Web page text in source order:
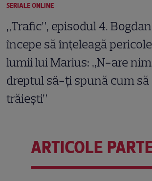
SERIALE ONLINE
„Trafic”, episodul 4. Bogdan
începe să înțeleagă
lumii lui Marius: „N-are
dreptul să-ți spună cum să
trăiești”
ARTICOLE